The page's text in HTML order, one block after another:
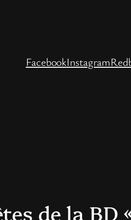
FacebookInstagram
de la BD